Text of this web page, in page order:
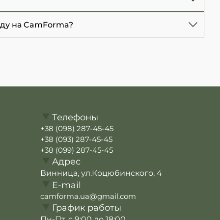
повседневное использование в городских
модели.
износостойких материалов, таких как нейлон
интенсивной эксплуатации.
отделений и карманов для
и креплений для комфортного ношения
- 385 ₴
₴
на CamForma?
- 385 ₴
Телефоны
+38 (098) 287-45-45
+38 (093) 287-45-45
+38 (099) 287-45-45
Адрес
Винница, ул.Коцюбинского, 4
E-mail
camforma.ua@gmail.com
График работы